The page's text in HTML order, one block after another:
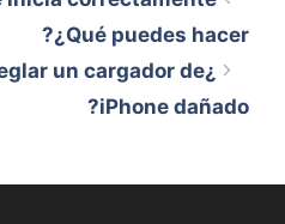
¿Qué puedes hacer?
arreglar un cargador de
iPhone dañado?